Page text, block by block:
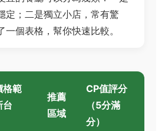
定；二是獨立小店，常有驚
個表格，幫你快速比較。
格範
台
推薦
區域
CP值評分
（5分滿
分）